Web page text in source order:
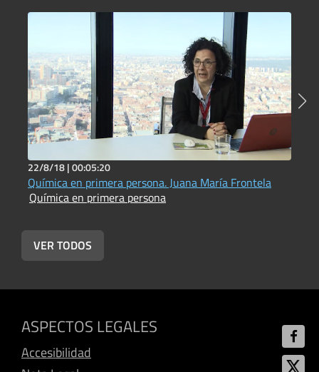
22/8/18 |00:05:20
Química en primera persona. Juana María Frontela
Química en primera persona
VER TODOS
ASPECTOS LEGALES
Accesibilidad